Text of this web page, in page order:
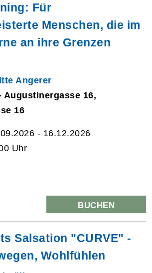
Für
Menschen, die im
an ihre Grenzen
Angerer
Augustinergasse 16,
16
- 16.12.2026
Uhr
BUCHEN
Salsation "CURVE" -
Wohlfühlen